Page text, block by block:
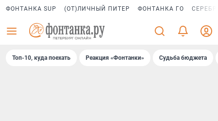
ФОНТАНКА SUP (ОТ)ЛИЧНЫЙ ПИТЕР ФОНТАНКА ГО
Топ-10, куда поехать Реакция «Фонтанки» Судьба бюджета